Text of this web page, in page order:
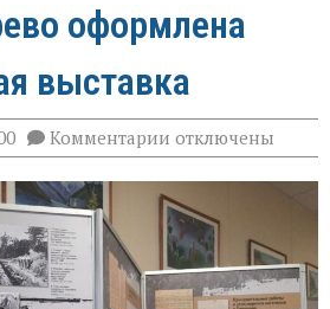
оформлена
выставка
Комментарии к
записи
В
библиотеке
имени
Шолохова
города
Зверево
оформлена
отключены